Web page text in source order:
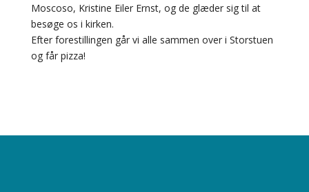
Moscoso, Kristine Eiler Ernst, og de glæder sig til at
besøge os i kirken.
Efter forestillingen går vi alle sammen over i Storstuen
og får pizza!